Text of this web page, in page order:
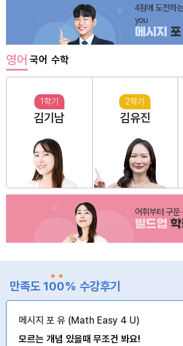
4점에 도전하
you
메시지
영어 국어 수학
1학기
김기남
2학기
김유진
어휘부터 구
빌드업
만족도 100% 수강후기
메시지 포 유 (Math Easy 4 U)
모르는 개념 있을때 무조건 봐요!